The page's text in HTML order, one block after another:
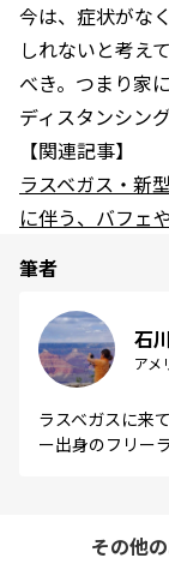
今は、症状がな
しれないと考え
べき。つまり家
ディスタンシン
【関連記事】
ラスベガス・新
に伴う、バフェ
筆者
石
アメ
ラスベガスに来
ー出身のフリー
その他